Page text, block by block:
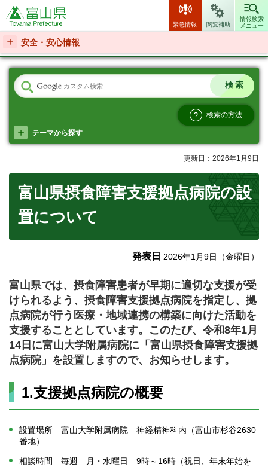
富山県
緊急情報 閲覧補助
情報検索
メニュー
安全・安心情報
検索の方法
テーマから探す
更新日：2026年1月9日
富山県摂食障害支援拠点病院の設
置について
発表日 2026年1月9日（金曜日）
富山県では、摂食障害患者が早期に適切な支援が受
けられるよう、摂食障害支援拠点病院を指定し、拠
点病院が行う医療・地域連携の構築に向けた活動を
支援することとしています。このたび、令和8年1月
14日に富山大学附属病院に「富山県摂食障害支援拠
点病院」を設置しますので、お知らせします。
1.支援拠点病院の概要
設置場所 富山大学附属病院 神経精神科内（富山市杉谷2630
番地）
相談時間 毎週 月・水曜日 9時～16時（祝日、年末年始を